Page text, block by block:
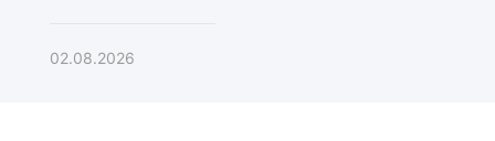
02.08.2026